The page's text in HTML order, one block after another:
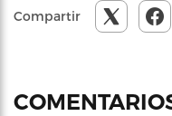
Compartir